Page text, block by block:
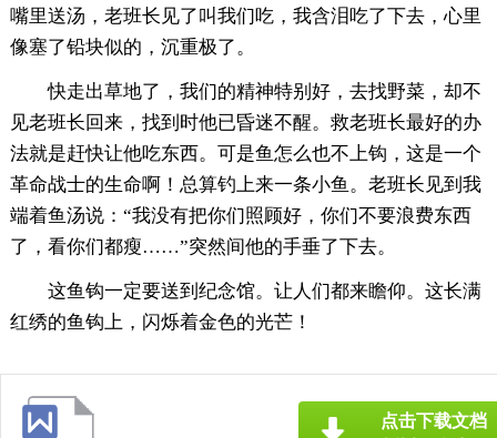
嘴里送汤，老班长见了叫我们吃，我含泪吃了下去，心里
像塞了铅块似的，沉重极了。
快走出草地了，我们的精神特别好，去找野菜，却不
见老班长回来，找到时他已昏迷不醒。救老班长最好的办
法就是赶快让他吃东西。可是鱼怎么也不上钩，这是一个
革命战士的生命啊！总算钓上来一条小鱼。老班长见到我
端着鱼汤说：“我没有把你们照顾好，你们不要浪费东西
了，看你们都瘦……”突然间他的手垂了下去。
这鱼钩一定要送到纪念馆。让人们都来瞻仰。这长满
红绣的鱼钩上，闪烁着金色的光芒！
点击下载文档